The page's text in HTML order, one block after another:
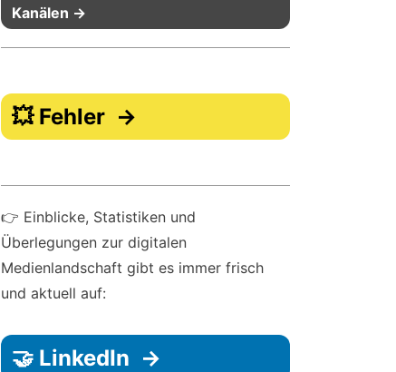
Kanälen →
💥 Fehler →
👉 Einblicke, Statistiken und
Überlegungen zur digitalen
Medienlandschaft gibt es immer frisch
und aktuell auf:
🤝 LinkedIn →